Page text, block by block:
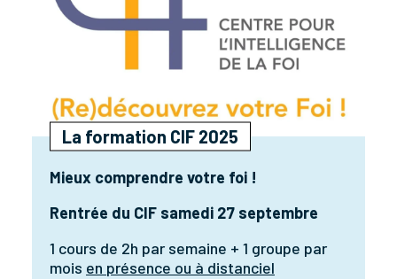
La formation CIF 2025
Mieux comprendre votre foi !
Rentrée du CIF samedi 27 septembre
1 cours de 2h par semaine + 1 groupe par
mois en présence ou à distanciel